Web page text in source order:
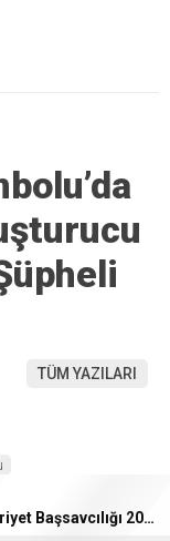
Karabük Cumhuriyet Başsavcılığı 2025 Yılı Verilerini Açıkladı: Temizlenme Oranı %102,43
TÜM YAZILARI